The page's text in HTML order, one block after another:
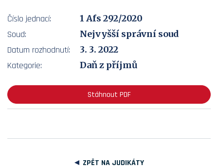
Číslo jednací:
1 Afs 292/2020
Soud:
Nejvyšší správní soud
Datum rozhodnutí:
3. 3. 2022
Kategorie:
Daň z příjmů
Stáhnout PDF
ZPĚT NA JUDIKÁTY